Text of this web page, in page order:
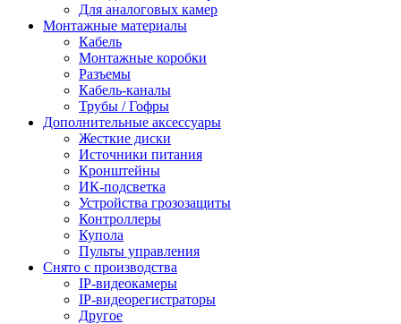
Для аналоговых камер
Монтажные материалы
Кабель
Монтажные коробки
Разъемы
Кабель-каналы
Трубы / Гофры
Дополнительные аксессуары
Жесткие диски
Источники питания
Кронштейны
ИК-подсветка
Устройства грозозащиты
Контроллеры
Купола
Пульты управления
Снято с производства
IP-видеокамеры
IP-видеорегистраторы
Другое